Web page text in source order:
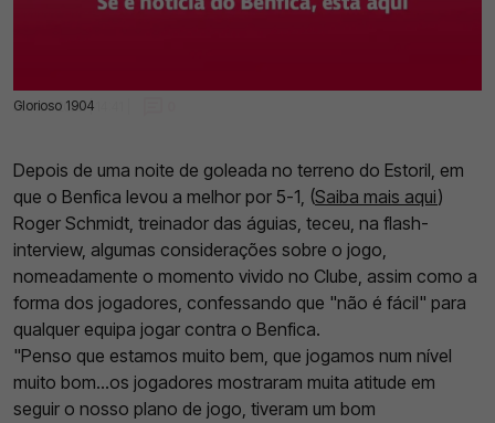
Glorioso 1904
08 Nov 2022 | 14:41 |
Depois de uma noite de goleada no terreno do Estoril, em
que o Benfica levou a melhor por 5-1, (Saiba mais aqui)
Roger Schmidt, treinador das águias, teceu, na flash-
interview, algumas considerações sobre o jogo,
nomeadamente o momento vivido no Clube, assim como a
forma dos jogadores, confessando que "não é fácil" para
qualquer equipa jogar contra o Benfica.
"Penso que estamos muito bem, que jogamos num nível
muito bom…os jogadores mostraram muita atitude em
seguir o nosso plano de jogo, tiveram um bom